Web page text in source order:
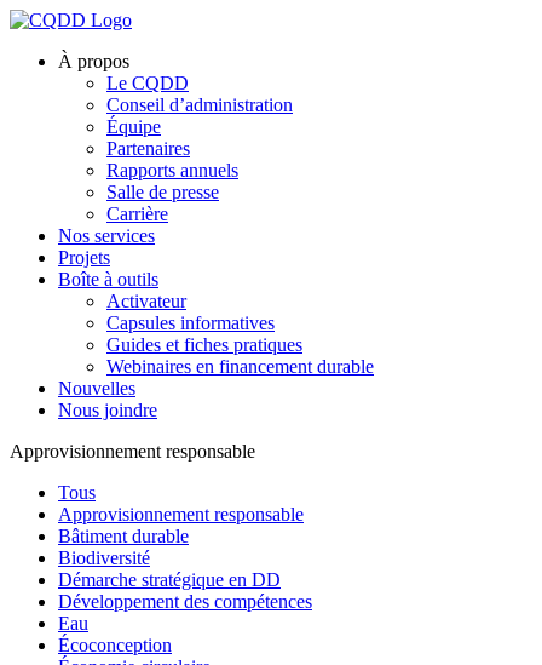
À propos
Le CQDD
Conseil d’administration
Équipe
Partenaires
Rapports annuels
Salle de presse
Carrière
Nos services
Projets
Boîte à outils
Activateur
Capsules informatives
Guides et fiches pratiques
Webinaires en financement durable
Nouvelles
Nous joindre
Approvisionnement responsable
Tous
Approvisionnement responsable
Bâtiment durable
Biodiversité
Démarche stratégique en DD
Développement des compétences
Eau
Écoconception